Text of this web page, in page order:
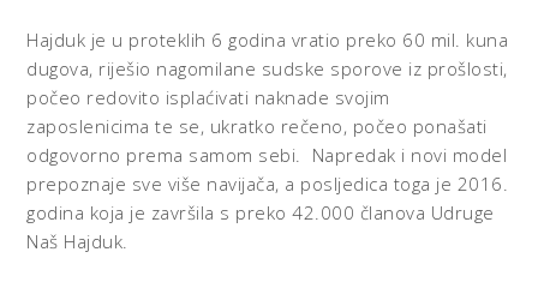
Hajduk je u proteklih 6 godina vratio preko 60 mil. kuna
dugova, riješio nagomilane sudske sporove iz prošlosti,
počeo redovito isplaćivati naknade svojim
zaposlenicima te se, ukratko rečeno, počeo ponašati
odgovorno prema samom sebi. Napredak i novi model
prepoznaje sve više navijača, a posljedica toga je 2016.
godina koja je završila s preko 42.000 članova Udruge
Naš Hajduk.